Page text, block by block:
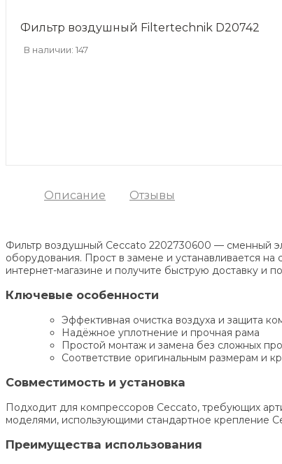
Фильтр воздушный Filtertechnik D20742
В наличии: 147
Описание Отзывы
Фильтр воздушный Ceccato 2202730600 — сменный
оборудования. Прост в замене и устанавливается
интернет-магазине и получите быструю доставку и
Ключевые особенности
Эффективная очистка воздуха и защита
Надёжное уплотнение и прочная рама
Простой монтаж и замена без сложных
Соответствие оригинальным размерам и
Совместимость и установка
Подходит для компрессоров Ceccato, требующих
моделями, использующими стандартное крепление
Преимущества использования